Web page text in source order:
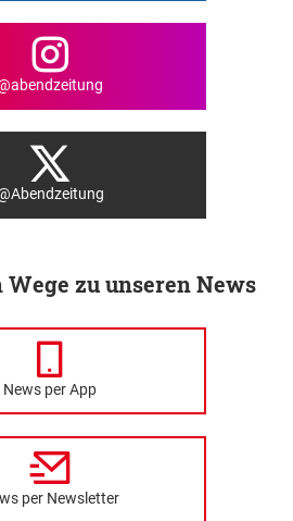
zu unseren News
News per App
per Newsletter